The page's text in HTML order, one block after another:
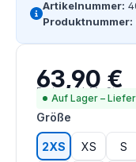
Artikelnummer:
Produktnummer:
Regulärer Preis:
63,90 €
Preise inkl. MwSt.
Auf Lager –
Größe
2XS XS S